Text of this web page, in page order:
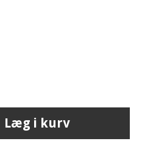
Læg i kurv